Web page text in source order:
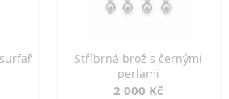
Stříbrná brož s černými
perlami
2 000 Kč